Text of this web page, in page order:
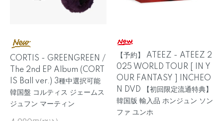
CORTIS - GREENGREEN /
The 2nd EP Album (CORT
IS Ball ver.) 3種中選択可能
韓国盤 コルティス ジェームス
ジュフン マーティン
【予約】 ATEEZ - ATEEZ 2
025 WORLD TOUR [ IN Y
OUR FANTASY ] INCHEO
N DVD 【初回限定流通特典】
韓国版 輸入品 ホンジュン ソン
ファ ユンホ